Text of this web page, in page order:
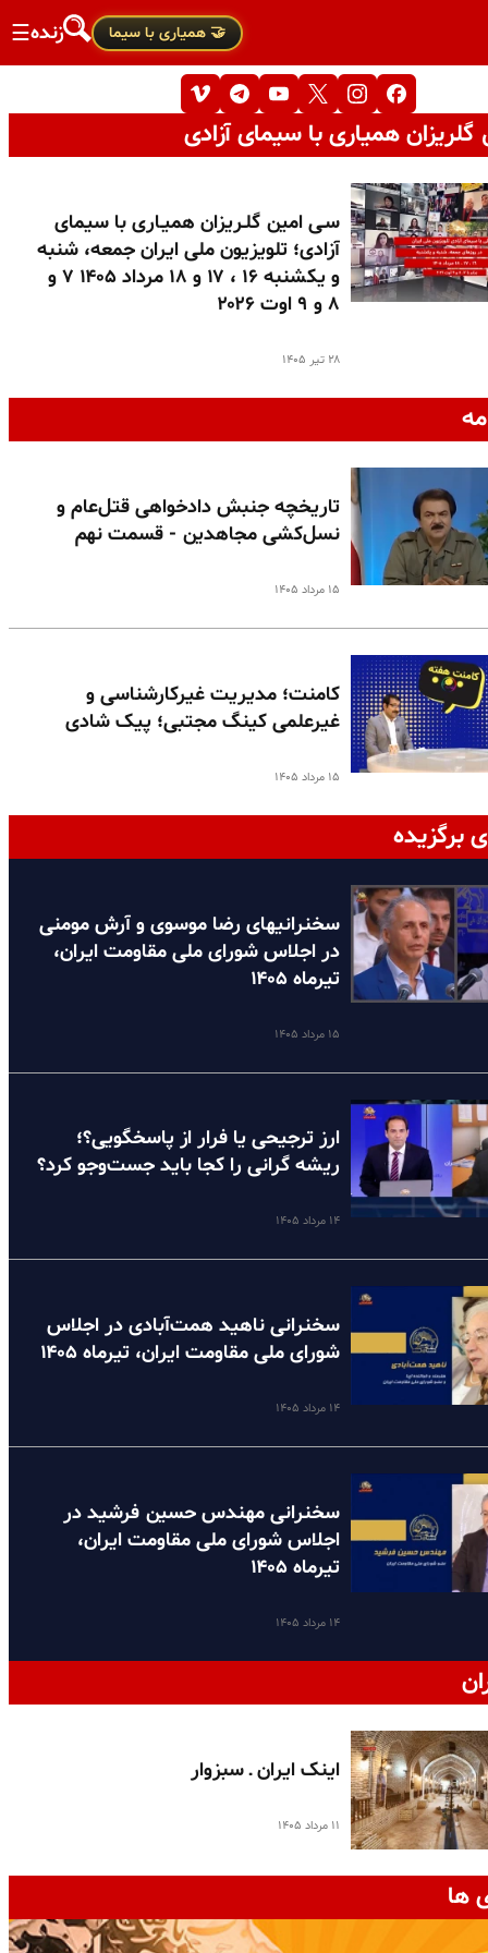
🤝 همیاری با سیما زنده☰
همیاری با سیمای آزادی
سـی امین گلـریزان همیـاری با سیمای
آزادی؛ تلویزیون ملی ایران جمعه، شنبه
و یکشنبه ۱۶ ، ۱۷ و ۱۸ مرداد ۱۴۰۵ ۷ و
۸ و ۹ اوت ۲۰۲۶
۲۸ تیر ۱۴۰۵
تاریخچه جنبش دادخواهی قتل‌عام و
نسل‌کشی مجاهدین - قسمت نهم
۱۵ مرداد ۱۴۰۵
کامنت؛ مدیریت غیرکارشناسی و
غیرعلمی کینگ مجتبی؛ پیک شادی
۱۵ مرداد ۱۴۰۵
برگزیده
سخنرانیهای رضا موسوی و آرش مومنی
در اجلاس شورای ملی مقاومت ایران،
تیرماه ۱۴۰۵
۱۵ مرداد ۱۴۰۵
ارز ترجیحی یا فرار از پاسخگویی؟؛
ریشه گرانی را کجا باید جست‌وجو کرد؟
۱۴ مرداد ۱۴۰۵
سخنرانی ناهید همت‌آبادی در اجلاس
شورای ملی مقاومت ایران، تیرماه ۱۴۰۵
۱۴ مرداد ۱۴۰۵
سخنرانی مهندس حسین فرشید در
اجلاس شورای ملی مقاومت ایران،
تیرماه ۱۴۰۵
۱۴ مرداد ۱۴۰۵
اینک ایران ـ سبزوار
۱۱ مرداد ۱۴۰۵
ها